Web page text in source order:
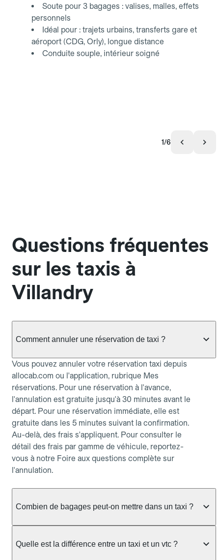
Soute pour 3 bagages : valises, malles, effets
personnels
Idéal pour : trajets urbains, transferts gare et
aéroport (CDG, Orly), longue distance
Conduite souple, intérieur soigné
1/6
Questions fréquentes
sur les taxis à
Villandry
Comment annuler une réservation de taxi ?
Vous pouvez annuler votre réservation taxi depuis
allocab.com ou l'application, rubrique Mes
réservations. Pour une réservation à l'avance,
l'annulation est gratuite jusqu'à 30 minutes avant le
départ. Pour une réservation immédiate, elle est
gratuite dans les 5 minutes suivant la confirmation.
Au-delà, des frais s'appliquent. Pour consulter le
détail des frais par gamme de véhicule, reportez-
vous à notre Foire aux questions complète sur
l'annulation.
Combien de bagages peut-on mettre dans un taxi ?
taxi berline accueille en général jusqu'à 3 bagages
Quelle est la différence entre un taxi et un vtc ?